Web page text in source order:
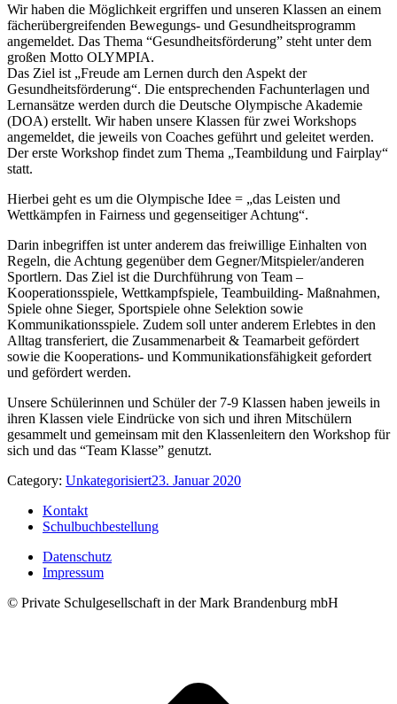
Wir haben die Möglichkeit ergriffen und unseren Klassen an einem
fächerübergreifenden Bewegungs- und Gesundheitsprogramm
angemeldet. Das Thema “Gesundheitsförderung” steht unter dem
großen Motto OLYMPIA.
Das Ziel ist „Freude am Lernen durch den Aspekt der
Gesundheitsförderung“. Die entsprechenden Fachunterlagen und
Lernansätze werden durch die Deutsche Olympische Akademie
(DOA) erstellt. Wir haben unsere Klassen für zwei Workshops
angemeldet, die jeweils von Coaches geführt und geleitet werden.
Der erste Workshop findet zum Thema „Teambildung und Fairplay“
statt.
Hierbei geht es um die Olympische Idee = „das Leisten und
Wettkämpfen in Fairness und gegenseitiger Achtung“.
Darin inbegriffen ist unter anderem das freiwillige Einhalten von
Regeln, die Achtung gegenüber dem Gegner/Mitspieler/anderen
Sportlern. Das Ziel ist die Durchführung von Team –
Kooperationsspiele, Wettkampfspiele, Teambuilding- Maßnahmen,
Spiele ohne Sieger, Sportspiele ohne Selektion sowie
Kommunikationsspiele. Zudem soll unter anderem Erlebtes in den
Alltag transferiert, die Zusammenarbeit & Teamarbeit gefördert
sowie die Kooperations- und Kommunikationsfähigkeit gefordert
und gefördert werden.
Unsere Schülerinnen und Schüler der 7-9 Klassen haben jeweils in
ihren Klassen viele Eindrücke von sich und ihren Mitschülern
gesammelt und gemeinsam mit den Klassenleitern den Workshop für
sich und das “Team Klasse” genutzt.
Category: Unkategorisiert23. Januar 2020
Kontakt
Schulbuchbestellung
Datenschutz
Impressum
© Private Schulgesellschaft in der Mark Brandenburg mbH